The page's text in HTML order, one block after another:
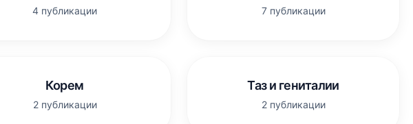
4 публикации 7 публикации
Корем
2 публикации
Таз и гениталии
2 публикации